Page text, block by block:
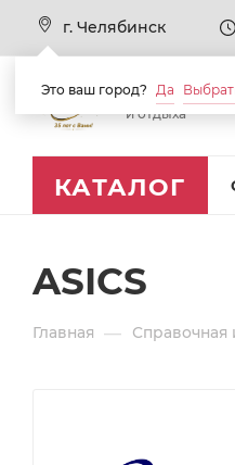
г. Челябинск
Это ваш город? Да
Товары для
и отдыха
КАТАЛОГ
ASICS
Главная —